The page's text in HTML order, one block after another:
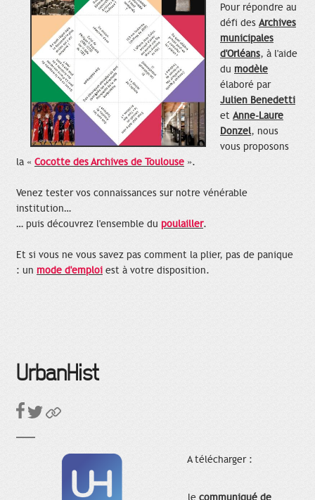
Pour répondre au
défi des Archives
municipales
d'Orléans, à l'aide
du modèle
élaboré par
Julien Benedetti
et Anne-Laure
Donzel, nous
vous proposons
la « Cocotte des Archives de Toulouse ».
Venez tester vos connaissances sur notre vénérable
institution…
… puis découvrez l'ensemble du poulailler.
Et si vous ne vous savez pas comment la plier, pas de panique
: un mode d'emploi est à votre disposition.
UrbanHist
A télécharger :